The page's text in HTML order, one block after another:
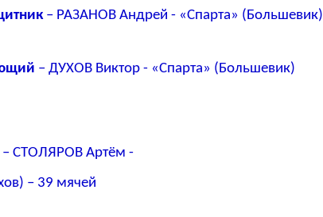
– РАЗАНОВ Андрей - «Спарта» (Большевик)
– ДУХОВ Виктор - «Спарта» (Большевик)
– СТОЛЯРОВ Артём -
– 39 мячей